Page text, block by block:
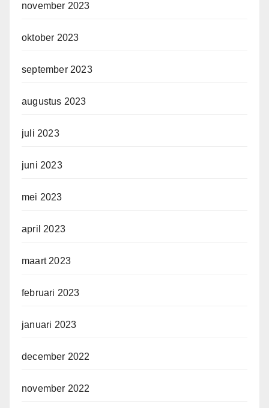
november 2023
oktober 2023
september 2023
augustus 2023
juli 2023
juni 2023
mei 2023
april 2023
maart 2023
februari 2023
januari 2023
december 2022
november 2022